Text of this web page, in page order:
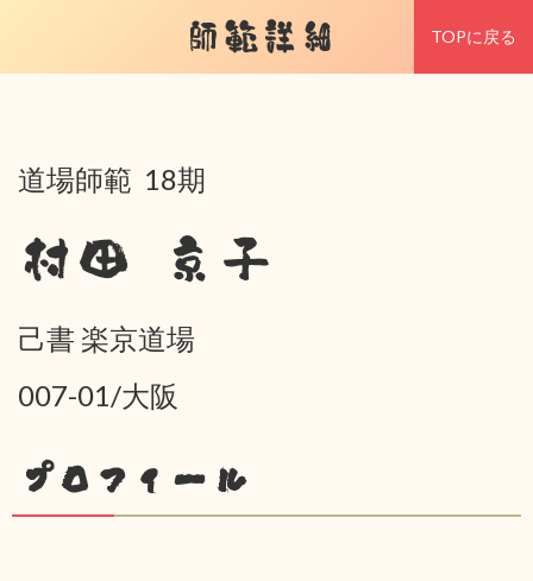
師範詳細 TOPに戻る
道場師範 18期
村田 京子
己書 楽京道場
007-01/大阪
プロフィール